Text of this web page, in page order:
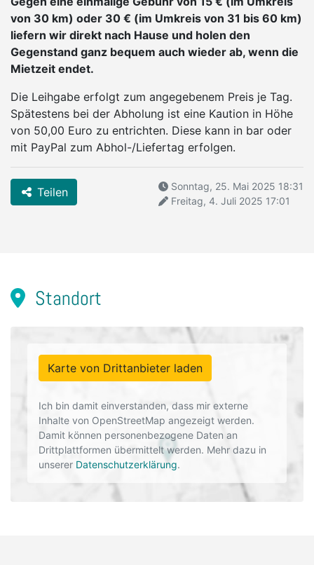
von 30 km) oder 30 € (im Umkreis von 31 bis 60 km)
liefern wir direkt nach Hause und holen den
Gegenstand ganz bequem auch wieder ab, wenn die
Mietzeit endet.
Die Leihgabe erfolgt zum angegebenem Preis je Tag.
Spätestens bei der Abholung ist eine Kaution in Höhe
von 50,00 Euro zu entrichten. Diese kann in bar oder
mit PayPal zum Abhol-/Liefertag erfolgen.
Teilen
Sonntag, 25. Mai 2025 18:31
Freitag, 4. Juli 2025 17:01
Standort
Karte von Drittanbieter laden
Ich bin damit einverstanden, dass mir externe
Inhalte von OpenStreetMap angezeigt werden.
Damit können personenbezogene Daten an
Drittplattformen übermittelt werden. Mehr dazu in
unserer Datenschutzerklärung.